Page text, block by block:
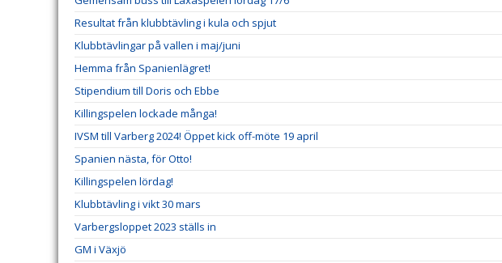
Resultat från klubbtävling i kula och spjut
Klubbtävlingar på vallen i maj/juni
Hemma från Spanienlägret!
Stipendium till Doris och Ebbe
Killingspelen lockade många!
IVSM till Varberg 2024! Öppet kick off-möte 19 april
Spanien nästa, för Otto!
Killingspelen lördag!
Klubbtävling i vikt 30 mars
Varbergsloppet 2023 ställs in
GM i Växjö